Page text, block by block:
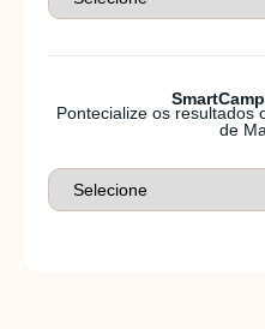
Pontecialize os resultados
de